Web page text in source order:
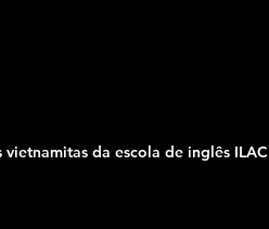
vietnamitas da escola de inglês ILAC